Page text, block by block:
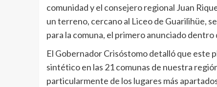
comunidad y el consejero regional Juan
un terreno, cercano al Liceo de Guarilihüe,
para la comuna, el primero anunciado dentro
El Gobernador Crisóstomo detalló que este
sintético en las 21 comunas de nuestra
particularmente de los lugares más